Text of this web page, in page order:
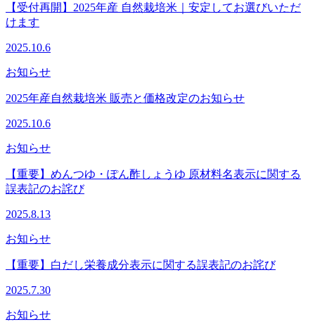
【受付再開】2025年産 自然栽培米｜安定してお選びいただ
けます
2025.10.6
お知らせ
2025年産自然栽培米 販売と価格改定のお知らせ
2025.10.6
お知らせ
【重要】めんつゆ・ぽん酢しょうゆ 原材料名表示に関する
誤表記のお詫び
2025.8.13
お知らせ
【重要】白だし栄養成分表示に関する誤表記のお詫び
2025.7.30
お知らせ